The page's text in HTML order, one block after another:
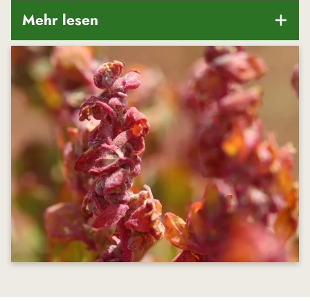
Mehr lesen
Rückverfolgbarkeit
Unsere Lieferanten werden sorgfältig ausgewählt,
stehen unter einem ständigen Evaluierungsprozess
und werden mehrmals im Jahr vom AcanChia-Team
vor Ort besucht. Daher gewähren wir eine
100%ige Rückverfolgbarkeit und Transparenz
unserer Produkte.
Gesunde und ausgewogene Ernährung
unterstützen